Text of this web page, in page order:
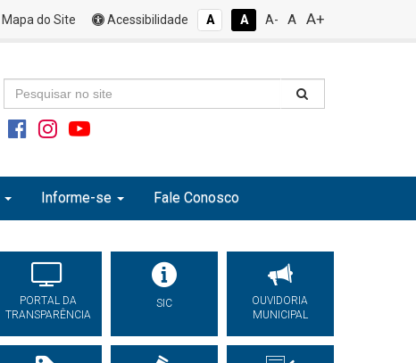
Mapa do Site Acessibilidade A A A- A A+
Informe-se Fale Conosco
PORTAL DA
TRANSPARÊNCIA
SIC
OUVIDORIA
MUNICIPAL